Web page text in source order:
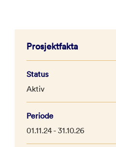
Prosjektfakta
Status
Aktiv
Periode
01.11.24 - 31.10.26